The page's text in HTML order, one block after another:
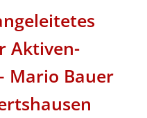
Aktiven-
Mario Bauer